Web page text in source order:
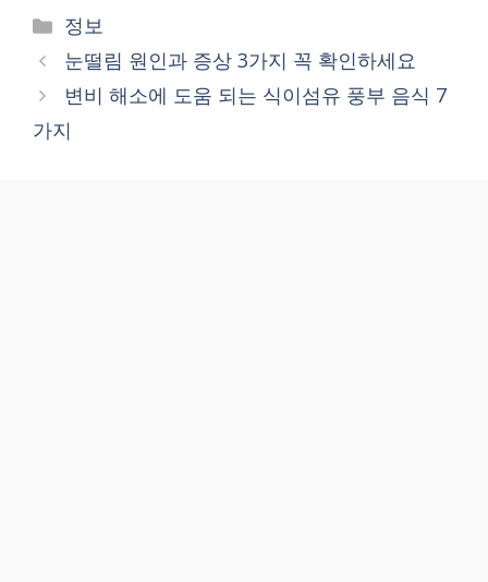
Categories
정보
눈떨림 원인과 증상 3가지 꼭 확인하세요
변비 해소에 도움 되는 식이섬유 풍부 음식 7
가지